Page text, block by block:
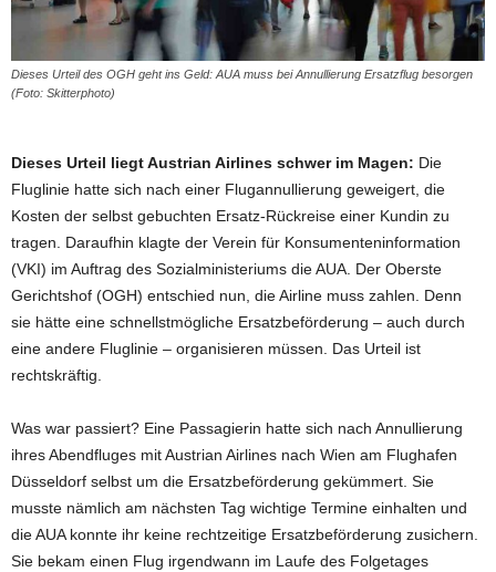
Dieses Urteil des OGH geht ins Geld: AUA muss bei Annullierung Ersatzflug besorgen
(Foto: Skitterphoto)
Dieses Urteil liegt Austrian Airlines schwer im Magen: Die
Fluglinie hatte sich nach einer Flugannullierung geweigert, die
Kosten der selbst gebuchten Ersatz-Rückreise einer Kundin zu
tragen. Daraufhin klagte der Verein für Konsumenteninformation
(VKI) im Auftrag des Sozialministeriums die AUA. Der Oberste
Gerichtshof (OGH) entschied nun, die Airline muss zahlen. Denn
sie hätte eine schnellstmögliche Ersatzbeförderung – auch durch
eine andere Fluglinie – organisieren müssen. Das Urteil ist
rechtskräftig.
Was war passiert? Eine Passagierin hatte sich nach Annullierung
ihres Abendfluges mit Austrian Airlines nach Wien am Flughafen
Düsseldorf selbst um die Ersatzbeförderung gekümmert. Sie
musste nämlich am nächsten Tag wichtige Termine einhalten und
die AUA konnte ihr keine rechtzeitige Ersatzbeförderung zusichern.
Sie bekam einen Flug irgendwann im Laufe des Folgetages